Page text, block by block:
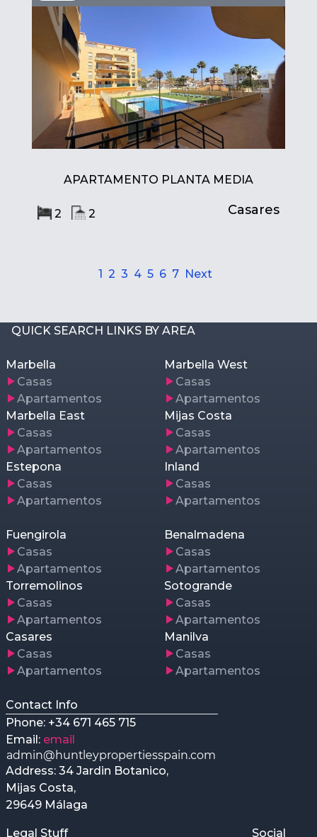
APARTAMENTO PLANTA MEDIA
2 2 Casares
1 2 3 4 5 6 7 Next
QUICK SEARCH LINKS BY AREA
Marbella
Casas
Apartamentos
Marbella West
Casas
Apartamentos
Marbella East
Casas
Apartamentos
Mijas Costa
Casas
Apartamentos
Estepona
Casas
Apartamentos
Inland
Casas
Apartamentos
Fuengirola
Casas
Apartamentos
Benalmadena
Casas
Apartamentos
Torremolinos
Casas
Apartamentos
Sotogrande
Casas
Apartamentos
Casares
Casas
Apartamentos
Manilva
Casas
Apartamentos
Contact Info
Phone: +34 671 465 715
Email: email
Address: 34 Jardin Botanico,
Mijas Costa,
29649 Málaga
Legal Stuff Social